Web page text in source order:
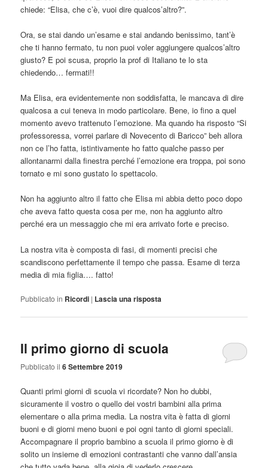
chiede: “Elisa, che c’è, vuoi dire qualcos’altro?”.
Ora, se stai dando un’esame e stai andando benissimo, tant’è
che ti hanno fermato, tu non puoi voler aggiungere qualcos’altro
giusto? E poi scusa, proprio la prof di Italiano te lo sta
chiedendo… fermati!!
Ma Elisa, era evidentemente non soddisfatta, le mancava di dire
qualcosa a cui teneva in modo particolare. Bene, io fino a quel
momento avevo trattenuto l’emozione. Ma quando ha risposto “Si
professoressa, vorrei parlare di Novecento di Baricco” beh allora
non ce l’ho fatta, istintivamente ho fatto qualche passo per
allontanarmi dalla finestra perché l’emozione era troppa, poi sono
tornato e mi sono gustato lo spettacolo.
Non ha aggiunto altro il fatto che Elisa mi abbia detto poco dopo
che aveva fatto questa cosa per me, non ha aggiunto altro
perché era un messaggio che mi era arrivato forte e preciso.
La nostra vita è composta di fasi, di momenti precisi che
scandiscono perfettamente il tempo che passa. Esame di terza
media di mia figlia…. fatto!
Pubblicato in Ricordi | Lascia una risposta
Il primo giorno di scuola
Pubblicato il6 Settembre 2019
Quanti primi giorni di scuola vi ricordate? Non ho dubbi,
sicuramente il vostro o quello dei vostri bambini alla prima
elementare o alla prima media. La nostra vita è fatta di giorni
buoni e di giorni meno buoni e poi ogni tanto di giorni speciali.
Accompagnare il proprio bambino a scuola il primo giorno è di
solito un insieme di emozioni contrastanti che vanno dall’ansia